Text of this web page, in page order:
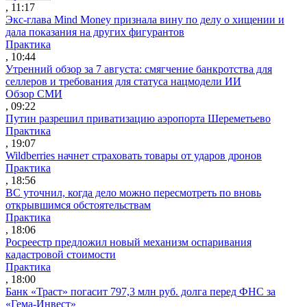
, 11:17
Экс-глава Mind Money признала вину по делу о хищении и
дала показания на других фигурантов
Практика
, 10:44
Утренний обзор за 7 августа: смягчение банкротства для
селлеров и требования для статуса нацмодели ИИ
Обзор СМИ
, 09:22
Путин разрешил приватизацию аэропорта Шереметьево
Практика
, 19:07
Wildberries начнет страховать товары от ударов дронов
Практика
, 18:56
ВС уточнил, когда дело можно пересмотреть по вновь
открывшимся обстоятельствам
Практика
, 18:06
Росреестр предложил новый механизм оспаривания
кадастровой стоимости
Практика
, 18:00
Банк «Траст» погасит 797,3 млн руб. долга перед ФНС за
«Гема-Инвест»